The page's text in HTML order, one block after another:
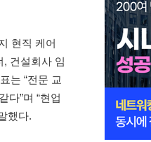
현직 케어
건설회사 임
는 “전문 교
다”며 “현업
했다.